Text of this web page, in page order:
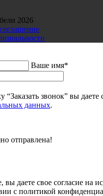
2026
Ваше имя*
звонок” вы даете
данных.
отправлена!
вы даете свое согласие на
c политикой